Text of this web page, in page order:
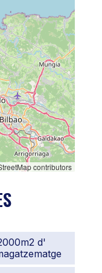
contributors
d'